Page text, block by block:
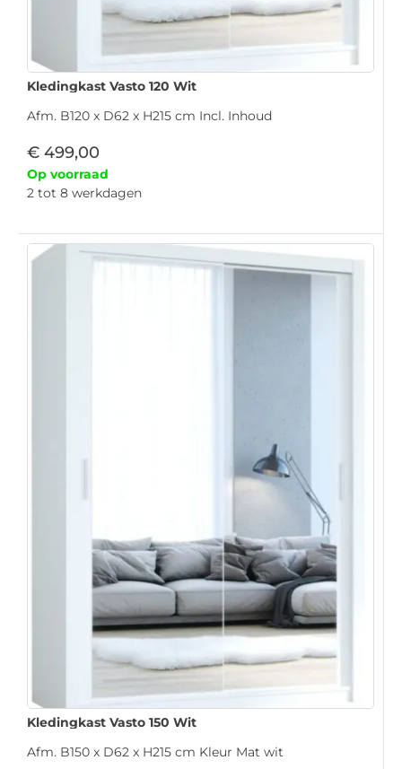
Kledingkast Vasto 120 Wit
Afm. B120 x D62 x H215 cm Incl. Inhoud
€ 499,00
Op voorraad
2 tot 8 werkdagen
Kledingkast Vasto 150 Wit
Afm. B150 x D62 x H215 cm Kleur Mat wit